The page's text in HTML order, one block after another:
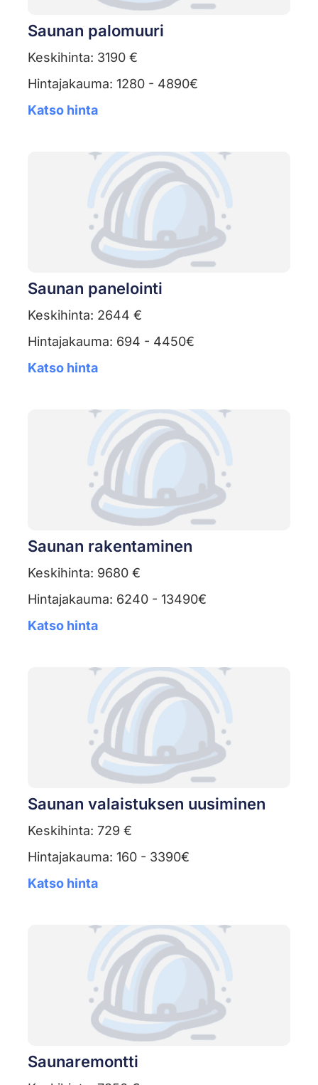
Saunan palomuuri
Keskihinta: 3190 €
Hintajakauma: 1280 - 4890€
Katso hinta
Saunan panelointi
Keskihinta: 2644 €
Hintajakauma: 694 - 4450€
Katso hinta
Saunan rakentaminen
Keskihinta: 9680 €
Hintajakauma: 6240 - 13490€
Katso hinta
Saunan valaistuksen uusiminen
Keskihinta: 729 €
Hintajakauma: 160 - 3390€
Katso hinta
Saunaremontti